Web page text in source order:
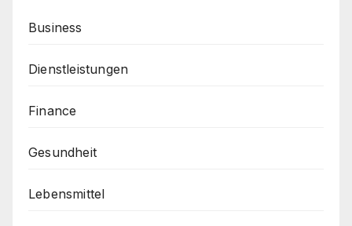
Business
Dienstleistungen
Finance
Gesundheit
Lebensmittel